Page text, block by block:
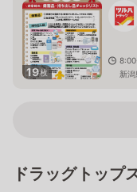
19枚
新
ドラッグトップ